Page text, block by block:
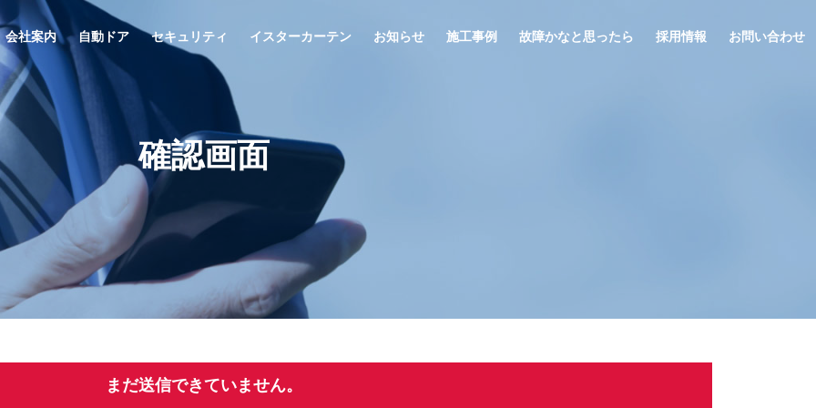
会社案内 自動ドア セキュリティ イスターカーテン お知らせ 施工事例 故障かなと思ったら 採用情報 お問い合わせ
確認画面
まだ送信できていません。